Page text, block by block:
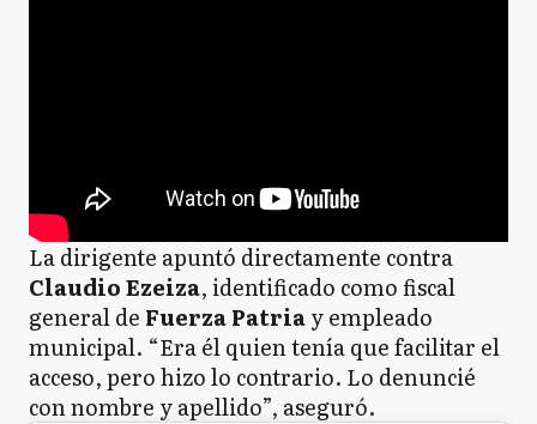
La dirigente apuntó directamente contra
Claudio Ezeiza, identificado como fiscal
general de Fuerza Patriay empleado
municipal. “Era él quien tenía que facilitar el
acceso, pero hizo lo contrario. Lo denuncié
con nombre y apellido”, aseguró.